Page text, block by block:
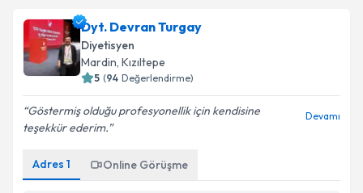
Dyt. Devran Turgay
Diyetisyen
Mardin, Kızıltepe
5 (94 Değerlendirme)
Göstermiş olduğu profesyonellik için kendisine
teşekkür ederim.
Devamı
Adres 1 Online Görüşme